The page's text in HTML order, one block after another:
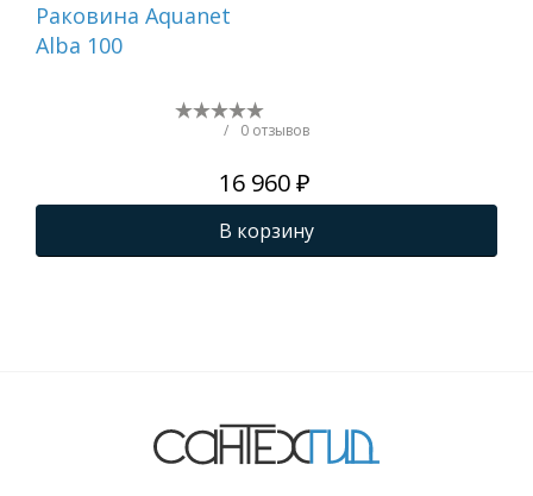
Раковина Aquanet
Alba 100
/ 0 отзывов
16 960 ₽
В корзину